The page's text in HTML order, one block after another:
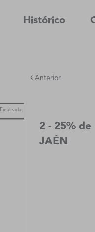
Histórico
Anterior
Finalizada
2 - 25%
JAÉN